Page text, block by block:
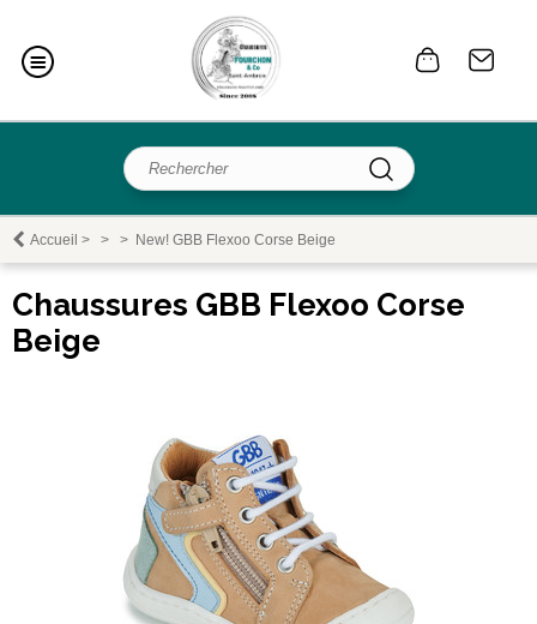
Accueil > > > New! GBB Flexoo Corse Beige
Chaussures GBB Flexoo Corse
Beige